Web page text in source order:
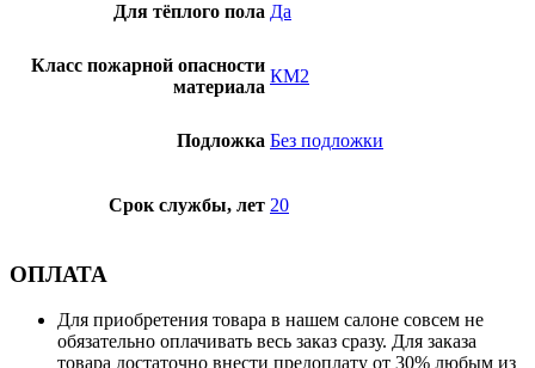
Для тёплого пола Да
Класс пожарной опасности
материала
КМ2
Подложка Без подложки
Срок службы, лет 20
ОПЛАТА
Для приобретения товара в нашем салоне совсем не
обязательно оплачивать весь заказ сразу. Для заказа
товара достаточно внести предоплату от 30% любым из